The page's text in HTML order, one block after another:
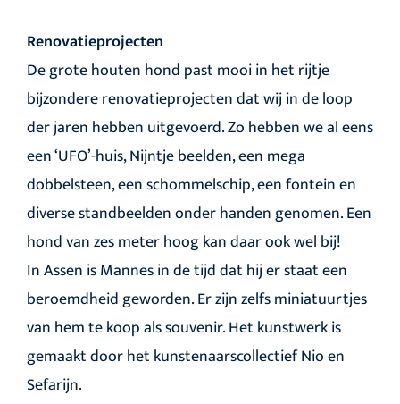
Renovatieprojecten
De grote houten hond past mooi in het rijtje
bijzondere renovatieprojecten dat wij in de loop
der jaren hebben uitgevoerd. Zo hebben we al eens
een ‘UFO’-huis, Nijntje beelden, een mega
dobbelsteen, een schommelschip, een fontein en
diverse standbeelden onder handen genomen. Een
hond van zes meter hoog kan daar ook wel bij!
In Assen is Mannes in de tijd dat hij er staat een
beroemdheid geworden. Er zijn zelfs miniatuurtjes
van hem te koop als souvenir. Het kunstwerk is
gemaakt door het kunstenaarscollectief Nio en
Sefarijn.